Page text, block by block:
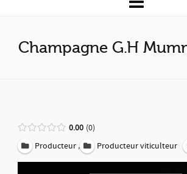
Champagne G.H
0.00 0
Producteur , Producteur viticulteur